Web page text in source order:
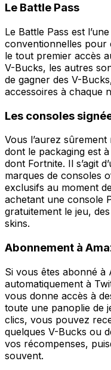
Le Battle Pass
Le Battle Pass est
conventionnelles pour
le tout premier accès
V-Bucks, les autres
de gagner des V-
accessoires à chaque
Les consoles
Vous l’aurez
dont le packaging est
dont Fortnite. Il s’agit
marques de consoles
exclusifs au moment
achetant une console
gratuitement le jeu,
skins.
Abonnement à
Si vous êtes abonné à
automatiquement à
vous donne accès à
toute une panoplie de
clics, vous pouvez
quelques V-Bucks ou
vos récompenses,
souvent.